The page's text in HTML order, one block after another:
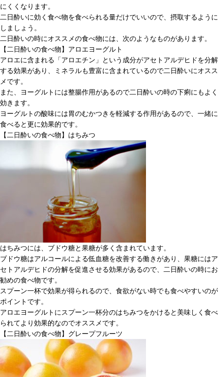
にくくなります。
二日酔いに効く食べ物を食べられる量だけでいいので、摂取するように
しましょう。
二日酔いの時にオススメの食べ物には、次のようなものがあります。
【二日酔いの食べ物】アロエヨーグルト
アロエに含まれる「アロエチン」という成分がアセトアルデヒドを分解
する効果があり、ミネラルも豊富に含まれているので二日酔いにオスス
メです。
また、ヨーグルトには整腸作用があるので二日酔いの時の下痢にもよく
効きます。
ヨーグルトの酸味には胃のむかつきを軽減する作用があるので、一緒に
食べると更に効果的です。
【二日酔いの食べ物】はちみつ
はちみつには、ブドウ糖と果糖が多く含まれています。
ブドウ糖はアルコールによる低血糖を改善する働きがあり、果糖にはア
セトアルデヒドの分解を促進させる効果があるので、二日酔いの時にお
勧めの食べ物です。
スプーン一杯で効果が得られるので、食欲がない時でも食べやすいのが
ポイントです。
アロエヨーグルトにスプーン一杯分のはちみつをかけると美味しく食べ
られてより効果的なのでオススメです。
【二日酔いの食べ物】グレープフルーツ